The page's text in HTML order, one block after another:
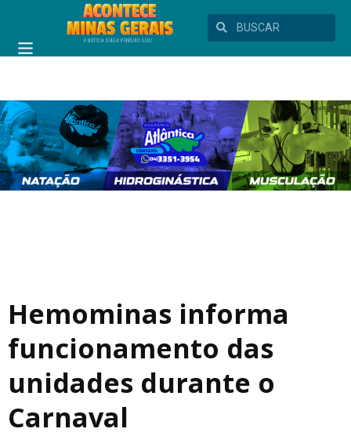
Hemominas informa
funcionamento das
unidades durante o
Carnaval